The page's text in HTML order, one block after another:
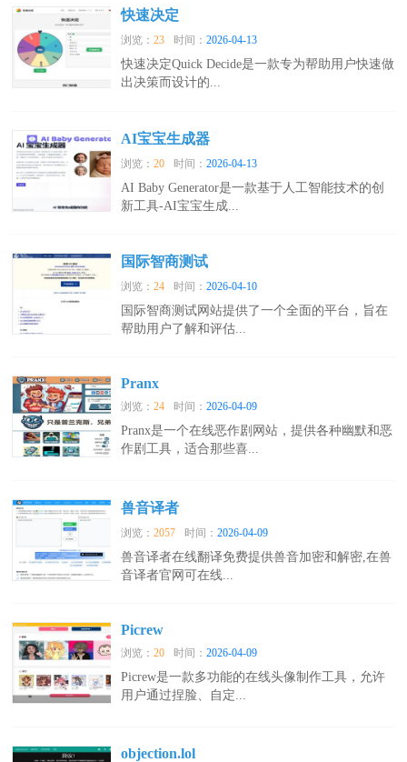
快速决定
浏览：23 时间：2026-04-13
快速决定Quick Decide是一款专为帮助用户快速做
出决策而设计的...
AI宝宝生成器
浏览：20 时间：2026-04-13
AI Baby Generator是一款基于人工智能技术的创
新工具-AI宝宝生成...
国际智商测试
浏览：24 时间：2026-04-10
国际智商测试网站提供了一个全面的平台，旨在
帮助用户了解和评估...
Pranx
浏览：24 时间：2026-04-09
Pranx是一个在线恶作剧网站，提供各种幽默和恶
作剧工具，适合那些喜...
兽音译者
浏览：2057 时间：2026-04-09
兽音译者在线翻译免费提供兽音加密和解密,在兽
音译者官网可在线...
Picrew
浏览：20 时间：2026-04-09
Picrew是一款多功能的在线头像制作工具，允许
用户通过捏脸、自定...
objection.lol